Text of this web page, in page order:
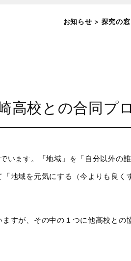
お知らせ > 探究の窓
校との合同プ
います。「地域」を「自分以外の
地域を元気にする（今よりも良く
すが、その中の１つに他高校との